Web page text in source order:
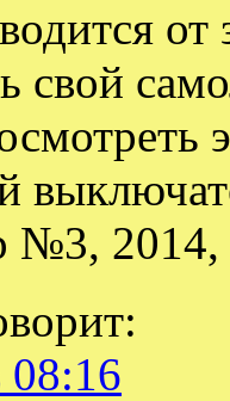
от
свой
№3, 2014,
08:16